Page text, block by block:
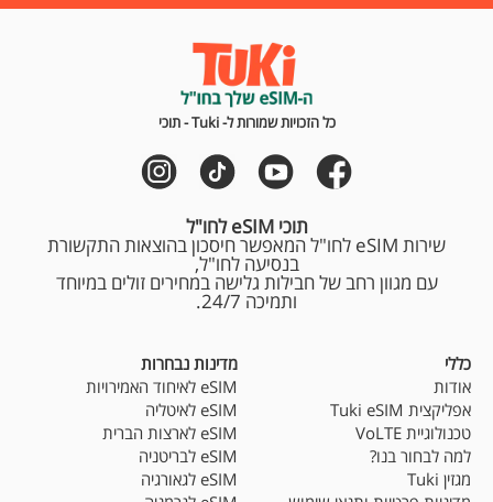
כל הזכויות שמורות ל- Tuki - תוכי
תוכי eSIM לחו"ל
שירות eSIM לחו"ל המאפשר חיסכון בהוצאות התקשורת
בנסיעה לחו"ל,
עם מגוון רחב של חבילות גלישה במחירים זולים במיוחד
ותמיכה 24/7.
כללי
אודות
אפליקצית Tuki eSIM
טכנולוגיית VoLTE
למה לבחור בנו?
מגזין Tuki
מדינות נבחרות
eSIM לאיחוד האמירויות
eSIM לאיטליה
eSIM לארצות הברית
eSIM לבריטניה
eSIM לגאורגיה